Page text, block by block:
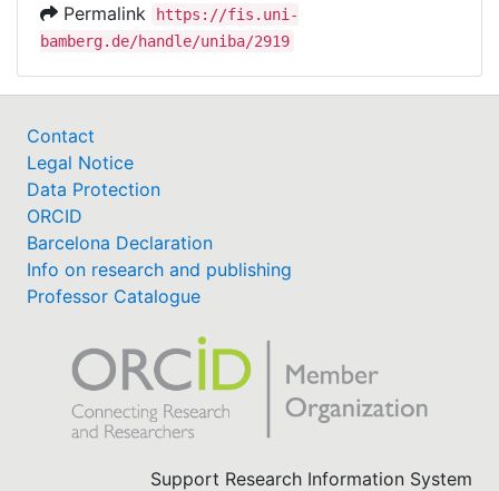
Permalink
https://fis.uni-
bamberg.de/handle/uniba/2919
Contact
Legal Notice
Data Protection
ORCID
Barcelona Declaration
Info on research and publishing
Professor Catalogue
Support Research Information System